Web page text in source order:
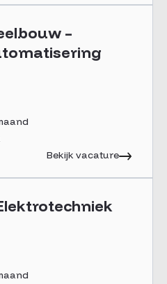
–
Bekijk vacature